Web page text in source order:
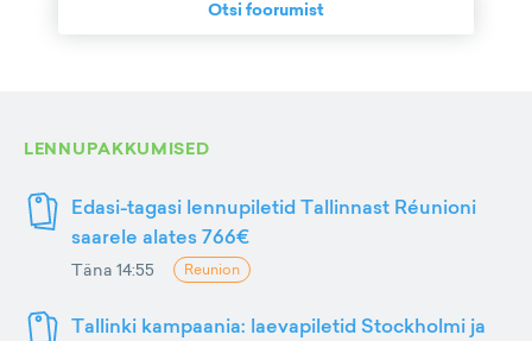
Otsi foorumist
LENNUPAKKUMISED
Edasi-tagasi lennupiletid Tallinnast Réunioni
saarele alates 766€
Täna 14:55 Reunion
Tallinki kampaania: laevapiletid Stockholmi ja